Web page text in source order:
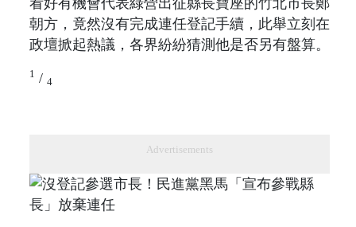
朝方，竟然沒有完成連任登記手續，此舉立刻在
政壇掀起熱議，各界紛紛猜測他是否另有盤算。
1 / 4
Advertisements